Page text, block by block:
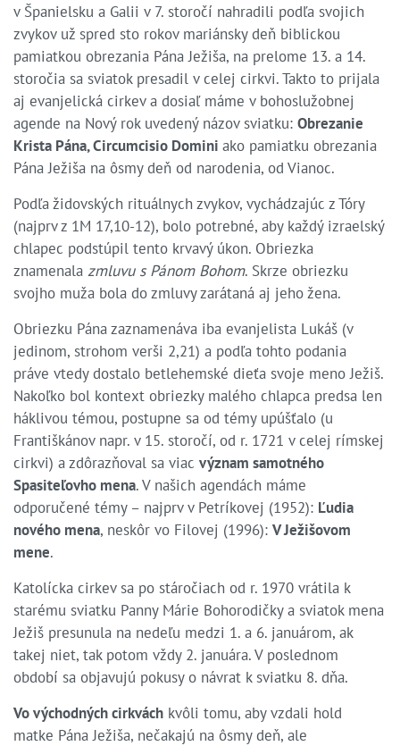
v Španielsku a Galii v 7. storočí nahradili podľa svojich
zvykov už spred sto rokov mariánsky deň biblickou
pamiatkou obrezania Pána Ježiša, na prelome 13. a 14.
storočia sa sviatok presadil v celej cirkvi. Takto to prijala
aj evanjelická cirkev a dosiaľ máme v bohoslužobnej
agende na Nový rok uvedený názov sviatku: Obrezanie
Krista Pána, Circumcisio Domini ako pamiatku obrezania
Pána Ježiša na ôsmy deň od narodenia, od Vianoc.
Podľa židovských rituálnych zvykov, vychádzajúc z Tóry
(najprv z 1M 17,10-12), bolo potrebné, aby každý izraelský
chlapec podstúpil tento krvavý úkon. Obriezka
znamenala zmluvu s Pánom Bohom. Skrze obriezku
svojho muža bola do zmluvy zarátaná aj jeho žena.
Obriezku Pána zaznamenáva iba evanjelista Lukáš (v
jedinom, strohom verši 2,21) a podľa tohto podania
práve vtedy dostalo betlehemské dieťa svoje meno Ježiš.
Nakoľko bol kontext obriezky malého chlapca predsa len
háklivou témou, postupne sa od témy upúšťalo (u
Františkánov napr. v 15. storočí, od r. 1721 v celej rímskej
cirkvi) a zdôrazňoval sa viac význam samotného
Spasiteľovho mena. V našich agendách máme
odporučené témy – najprv v Petríkovej (1952): Ľudia
nového mena, neskôr vo Filovej (1996): V Ježišovom
mene.
Katolícka cirkev sa po stáročiach od r. 1970 vrátila k
starému sviatku Panny Márie Bohorodičky a sviatok mena
Ježiš presunula na nedeľu medzi 1. a 6. januárom, ak
takej niet, tak potom vždy 2. januára. V poslednom
období sa objavujú pokusy o návrat k sviatku 8. dňa.
Vo východných cirkvách kvôli tomu, aby vzdali hold
matke Pána Ježiša, nečakajú na ôsmy deň, ale